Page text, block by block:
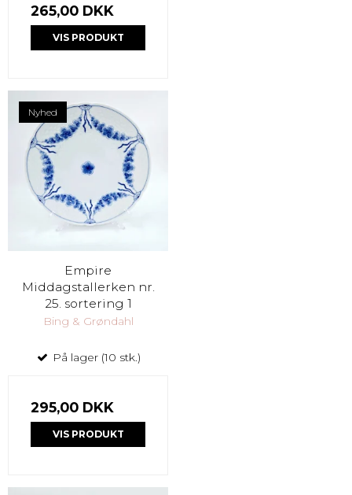
265,00 DKK
VIS PRODUKT
Nyhed
Empire
Middagstallerken nr.
25. sortering 1
Bing & Grøndahl
På lager (10 stk.)
295,00 DKK
VIS PRODUKT